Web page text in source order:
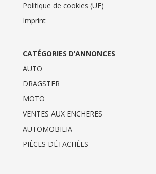
Politique de cookies (UE)
Imprint
CATÉGORIES D’ANNONCES
AUTO
DRAGSTER
MOTO
VENTES AUX ENCHERES
AUTOMOBILIA
PIÈCES DÉTACHÉES